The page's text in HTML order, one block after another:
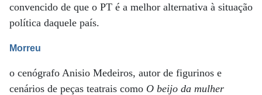
convencido de que o PT é a melhor alternativa à situação
política daquele país.
Morreu
o cenógrafo Anisio Medeiros, autor de figurinos e
cenários de peças teatrais como O beijo da mulher